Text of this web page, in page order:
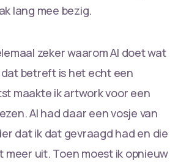
lang mee bezig.
zeker waarom AI doet wat
betreft is het echt een
maakte ik artwork voor een
AI had daar een vosje van
dat ik dat gevraagd had en die
meer uit. Toen moest ik opnieuw